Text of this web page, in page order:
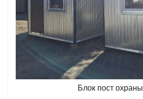
Блок пост охраны